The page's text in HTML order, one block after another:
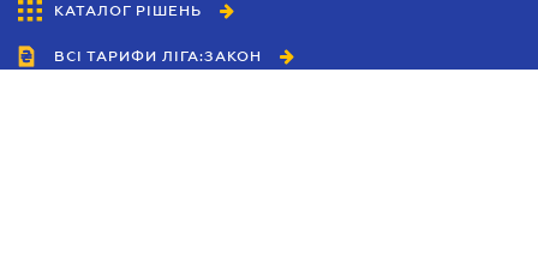
КАТАЛОГ РІШЕНЬ
ВСІ ТАРИФИ ЛІГА:ЗАКОН